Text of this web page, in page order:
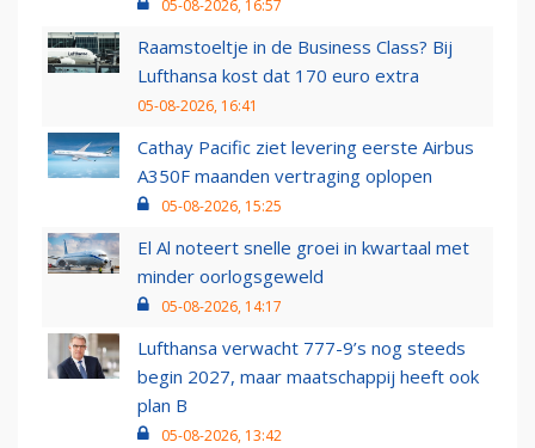
05-08-2026, 16:57
Raamstoeltje in de Business Class? Bij
Lufthansa kost dat 170 euro extra
05-08-2026, 16:41
Cathay Pacific ziet levering eerste Airbus
A350F maanden vertraging oplopen
05-08-2026, 15:25
El Al noteert snelle groei in kwartaal met
minder oorlogsgeweld
05-08-2026, 14:17
Lufthansa verwacht 777-9’s nog steeds
begin 2027, maar maatschappij heeft ook
plan B
05-08-2026, 13:42